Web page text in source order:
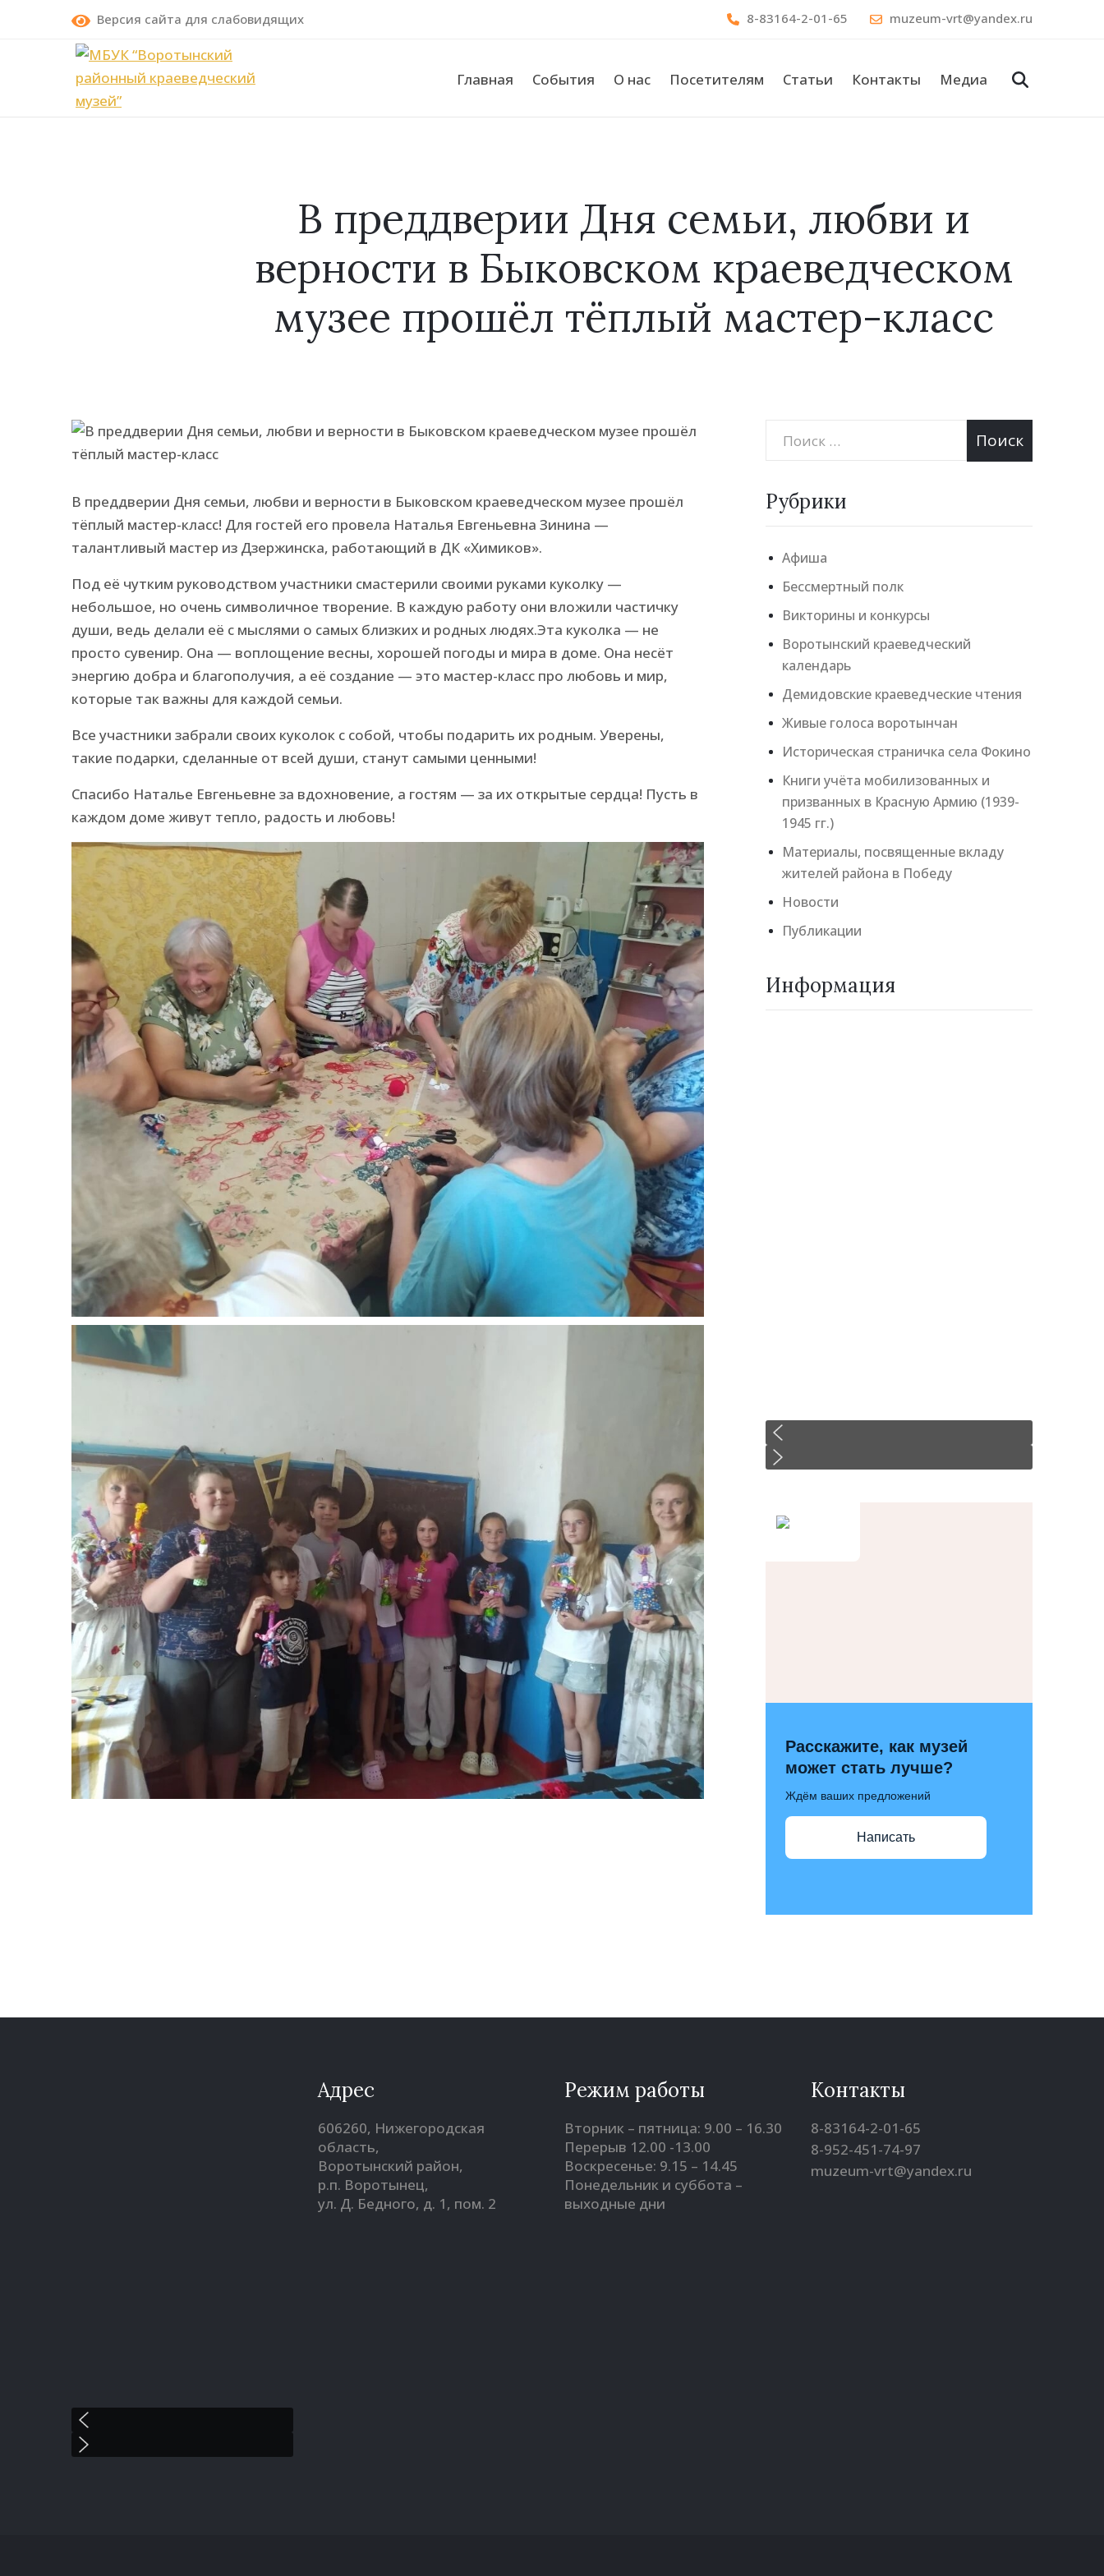
Версия сайта для слабовидящих 8-83164-2-01-65 muzeum-vrt@yandex.ru
Главная События О нас Посетителям Статьи Контакты Медиа
В преддверии Дня семьи, любви и
верности в Быковском краеведческом
музее прошёл тёплый мастер-класс
В преддверии Дня семьи, любви и верности в Быковском краеведческом музее прошёл
тёплый мастер-класс! Для гостей его провела Наталья Евгеньевна Зинина —
талантливый мастер из Дзержинска, работающий в ДК «Химиков».
Под её чутким руководством участники смастерили своими руками куколку —
небольшое, но очень символичное творение. В каждую работу они вложили частичку
души, ведь делали её с мыслями о самых близких и родных людях.Эта куколка — не
просто сувенир. Она — воплощение весны, хорошей погоды и мира в доме. Она несёт
энергию добра и благополучия, а её создание — это мастер-класс про любовь и мир,
которые так важны для каждой семьи.
Все участники забрали своих куколок с собой, чтобы подарить их родным. Уверены,
такие подарки, сделанные от всей души, станут самыми ценными!
Спасибо Наталье Евгеньевне за вдохновение, а гостям — за их открытые сердца! Пусть в
каждом доме живут тепло, радость и любовь!
Рубрики
Афиша
Бессмертный полк
Викторины и конкурсы
Воротынский краеведческий
календарь
Демидовские краеведческие чтения
Живые голоса воротынчан
Историческая страничка села Фокино
Книги учёта мобилизованных и
призванных в Красную Армию (1939-
1945 гг.)
Материалы, посвященные вкладу
жителей района в Победу
Новости
Публикации
Информация
Расскажите, как музей
может стать лучше?
Ждём ваших предложений
Написать
Адрес
606260, Нижегородская
область,
Воротынский район,
р.п. Воротынец,
ул. Д. Бедного, д. 1, пом. 2
Режим работы
Вторник – пятница: 9.00 – 16.30
Перерыв 12.00 -13.00
Воскресенье: 9.15 – 14.45
Понедельник и суббота –
выходные дни
Контакты
8-83164-2-01-65
8-952-451-74-97
muzeum-vrt@yandex.ru